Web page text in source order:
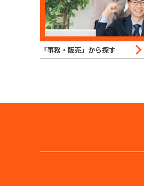
「事務・販売」から探す